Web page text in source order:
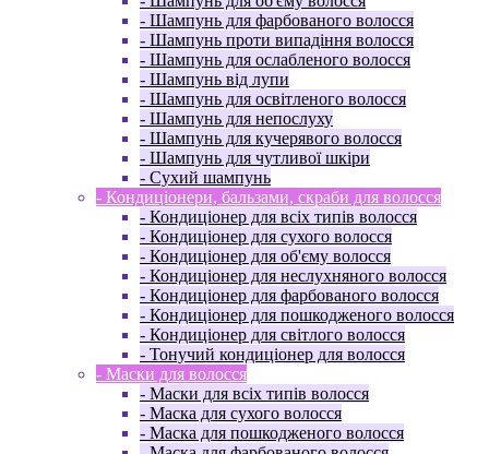
- Шампунь для фарбованого волосся
- Шампунь проти випадіння волосся
- Шампунь для ослабленого волосся
- Шампунь від лупи
- Шампунь для освітленого волосся
- Шампунь для непослуху
- Шампунь для кучерявого волосся
- Шампунь для чутливої ​​шкіри
- Сухий шампунь
- Кондиціонери, бальзами, скраби для волосся
- Кондиціонер для всіх типів волосся
- Кондиціонер для сухого волосся
- Кондиціонер для об'єму волосся
- Кондиціонер для неслухняного волосся
- Кондиціонер для фарбованого волосся
- Кондиціонер для пошкодженого волосся
- Кондиціонер для світлого волосся
- Тонучий кондиціонер для волосся
- Маски для волосся
- Маски для всіх типів волосся
- Маска для сухого волосся
- Маска для пошкодженого волосся